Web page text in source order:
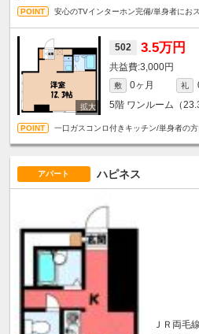
安心のTVインターホン完備/単身者にお
502 3.5万円
3,000円
敷 0ヶ月 礼
5階 ワンルーム（
一口ガスコンロ付きキッチン/単身者の
アパート ハピネス
ＪＲ両毛